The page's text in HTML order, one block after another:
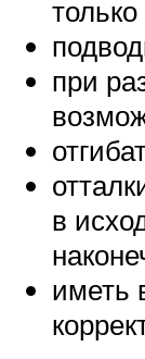
при
в
иметь